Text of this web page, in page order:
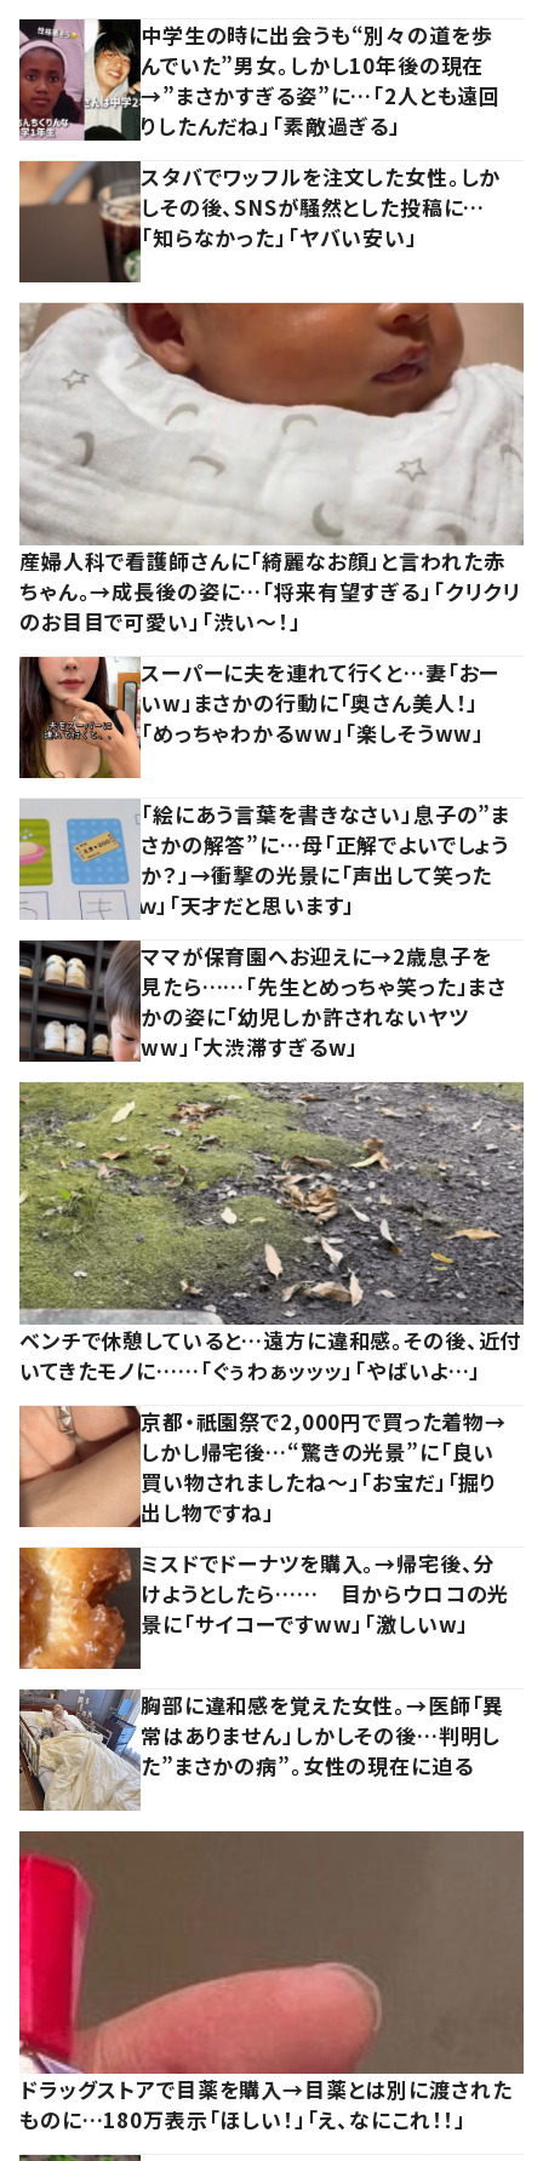
中学生の時に出会うも“別々の道を歩
んでいた”男女。しかし10年後の現在
→”まさかすぎる姿”に…「2人とも遠回
りしたんだね」「素敵過ぎる」
スタバでワッフルを注文した女性。しか
しその後、SNSが騒然とした投稿に…
「知らなかった」「ヤバい安い」
産婦人科で看護師さんに「綺麗なお顔」と言われた赤
ちゃん。→成長後の姿に…「将来有望すぎる」「クリクリ
のお目目で可愛い」「渋い～！」
スーパーに夫を連れて行くと…妻「おー
いw」まさかの行動に「奥さん美人！」
「めっちゃわかるww」「楽しそうww」
「絵にあう言葉を書きなさい」息子の”ま
さかの解答”に…母「正解でよいでしょう
か？」→衝撃の光景に「声出して笑った
ｗ」「天才だと思います」
ママが保育園へお迎えに→2歳息子を
見たら……「先生とめっちゃ笑った」まさ
かの姿に「幼児しか許されないヤツ
ww」「大渋滞すぎるw」
ベンチで休憩していると…遠方に違和感。その後、近付
いてきたモノに……「ぐぅわぁッッッ」「やばいよ…」
京都・祇園祭で2,000円で買った着物→
しかし帰宅後…“驚きの光景”に「良い
買い物されましたね～」「お宝だ」「掘り
出し物ですね」
ミスドでドーナツを購入。→帰宅後、分
けようとしたら…… 目からウロコの光
景に「サイコーですww」「激しいw」
胸部に違和感を覚えた女性。→医師「異
常はありません」しかしその後…判明し
た”まさかの病”。女性の現在に迫る
ドラッグストアで目薬を購入→目薬とは別に渡された
ものに…180万表示「ほしい！」「え、なにこれ！！」